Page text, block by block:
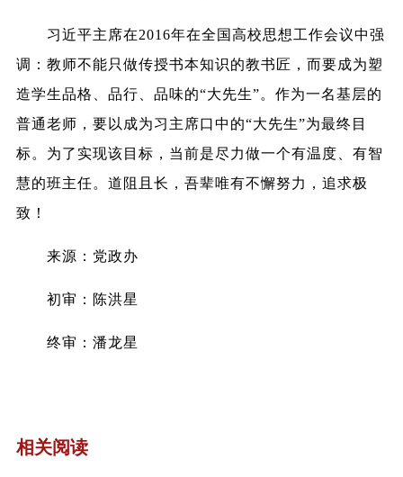
习近平主席在2016年在全国高校思想工作会议中强
调：教师不能只做传授书本知识的教书匠，而要成为塑
造学生品格、品行、品味的“大先生”。作为一名基层的
普通老师，要以成为习主席口中的“大先生”为最终目
标。为了实现该目标，当前是尽力做一个有温度、有智
慧的班主任。道阻且长，吾辈唯有不懈努力，追求极
致！
来源：党政办
初审：陈洪星
终审：潘龙星
相关阅读